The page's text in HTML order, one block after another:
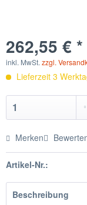
262,55 € *
inkl. MwSt. zzgl.
Lieferzeit 3
Merken
Artikel-Nr.:
Beschreibung